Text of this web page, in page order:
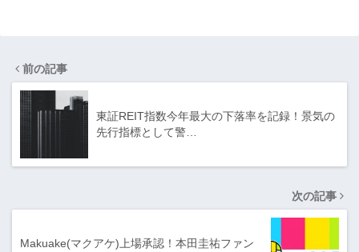
前の記事
東証REIT指数今年最大の下落率を記録！景気の
先行指標として警…
次の記事
Makuake(マクアケ)上場承認！本田圭祐ファン